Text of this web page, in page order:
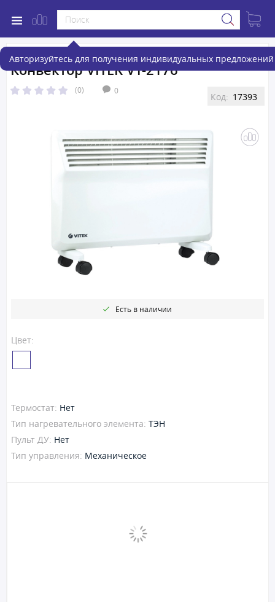
Авторизуйтесь для получения индивидуальных предложений
Конвектор VITEK VT-2176
(0) 0
Код: 17393
Цвет:
Есть в наличии
Термостат: Нет
Тип нагревательного элемента: ТЭН
Пульт ДУ: Нет
Тип управления: Механическое